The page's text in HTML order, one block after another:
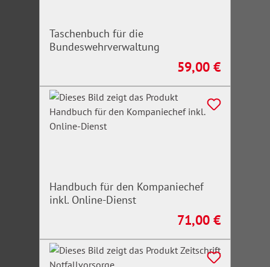
Taschenbuch für die
Bundeswehrverwaltung
Regulärer Preis:
59,00 €
Handbuch für den Kompaniechef
inkl. Online-Dienst
Regulärer Preis:
71,00 €